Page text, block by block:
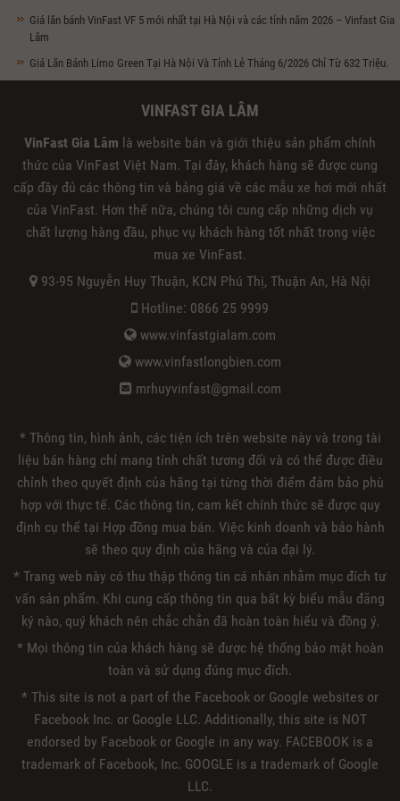
Giá lăn bánh VinFast VF 5 mới nhất tại Hà Nội và các tỉnh năm 2026 – Vinfast Gia
Lâm
Giá Lăn Bánh Limo Green Tại Hà Nội Và Tỉnh Lẻ Tháng 6/2026 Chỉ Từ 632 Triệu.
VINFAST GIA LÂM
VinFast Gia Lâm là website bán và giới thiệu sản phẩm chính
thức của VinFast Việt Nam. Tại đây, khách hàng sẽ được cung
cấp đầy đủ các thông tin và bảng giá về các mẫu xe hơi mới nhất
của VinFast. Hơn thế nữa, chúng tôi cung cấp những dịch vụ
chất lượng hàng đầu, phục vụ khách hàng tốt nhất trong việc
mua xe VinFast.
93-95 Nguyễn Huy Thuận, KCN Phú Thị, Thuận An, Hà Nội
Hotline: 0866 25 9999
www.vinfastgialam.com
www.vinfastlongbien.com
mrhuyvinfast@gmail.com
* Thông tin, hình ảnh, các tiện ích trên website này và trong tài
liệu bán hàng chỉ mang tính chất tương đối và có thể được điều
chỉnh theo quyết định của hãng tại từng thời điểm đảm bảo phù
hợp với thực tế. Các thông tin, cam kết chính thức sẽ được quy
định cụ thể tại Hợp đồng mua bán. Việc kinh doanh và bảo hành
sẽ theo quy định của hãng và của đại lý.
* Trang web này có thu thập thông tin cá nhân nhằm mục đích tư
vấn sản phẩm. Khi cung cấp thông tin qua bất kỳ biểu mẫu đăng
ký nào, quý khách nên chắc chắn đã hoàn toàn hiểu và đồng ý.
* Mọi thông tin của khách hàng sẽ được hệ thống bảo mật hoàn
toàn và sử dụng đúng mục đích.
* This site is not a part of the Facebook or Google websites or
Facebook Inc. or Google LLC. Additionally, this site is NOT
endorsed by Facebook or Google in any way. FACEBOOK is a
trademark of Facebook, Inc. GOOGLE is a trademark of Google
LLC.